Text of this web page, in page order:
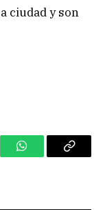
ciudad y son
WhatsAppCopy